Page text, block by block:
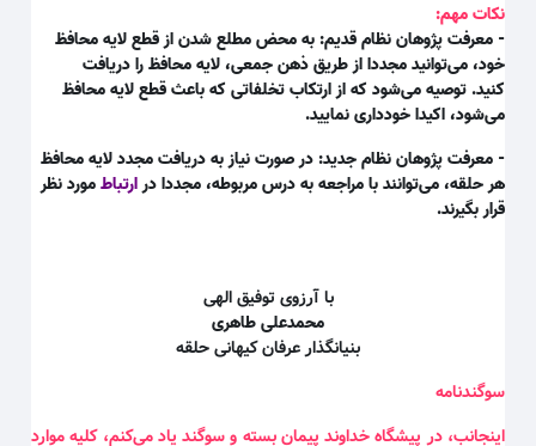
نکات مهم:
- معرفت پژوهان نظام قدیم: به محض مطلع شدن از قطع لایه محافظ
خود، می‌توانید مجددا از طریق ذهن جمعی، لایه محافظ را دریافت
کنید. توصیه می‌شود که از ارتکاب تخلفاتی که باعث قطع لایه محافظ
می‌شود، اکیدا خودداری نمایید.
- معرفت پژوهان نظام جدید: در صورت نیاز به دریافت مجدد لایه محافظ
هر حلقه، می‌توانند با مراجعه به درس مربوطه، مجددا درارتباطمورد نظر
قرار بگیرند.
با آرزوی توفیق الهی
محمدعلی طاهری
بنیانگذار عرفان کیهانی حلقه
سوگندنامه
اینجانب، در پیشگاه خداوند پیمان بسته و سوگند یاد می‌کنم، کلیه موارد